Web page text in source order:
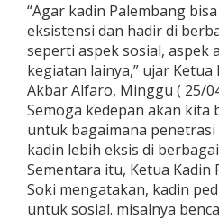
“Agar kadin Palembang
eksistensi dan hadir di
seperti aspek sosial, aspek
kegiatan lainya,” ujar Ketua
Akbar Alfaro, Minggu ( 25/
Semoga kedepan akan kita
untuk bagaimana penetrasi
kadin lebih eksis di
Sementara itu, Ketua Kadin
Soki mengatakan, kadin
untuk sosial. misalnya